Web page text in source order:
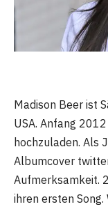
Madison Beer ist
USA. Anfang
hochzuladen. Als
Albumcover
Aufmerksamkeit.
ihren ersten